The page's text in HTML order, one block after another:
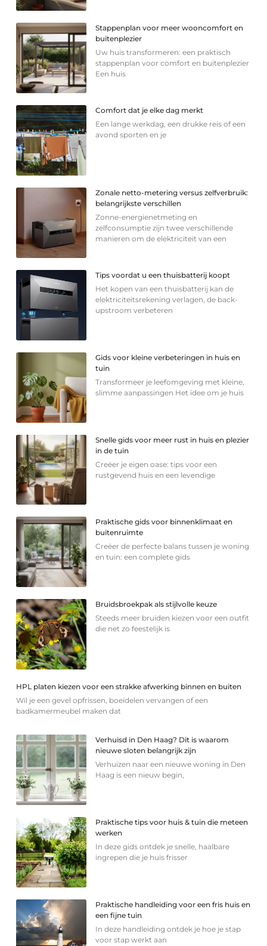
Stappenplan voor meer wooncomfort en
buitenplezier
Uw huis transformeren: een praktisch
stappenplan voor comfort en buitenplezier
Een huis
Comfort dat je elke dag merkt
Een lange werkdag, een drukke reis of een
avond sporten en je
Zonale netto-metering versus zelfverbruik:
belangrijkste verschillen
Zonne-energienetmeting en
zelfconsumptie zijn twee verschillende
manieren om de elektriciteit van een
Tips voordat u een thuisbatterij koopt
Het kopen van een thuisbatterij kan de
elektriciteitsrekening verlagen, de back-
upstroom verbeteren
Gids voor kleine verbeteringen in huis en
tuin
Transformeer je leefomgeving met kleine,
slimme aanpassingen Het idee om je huis
Snelle gids voor meer rust in huis en plezier
in de tuin
Creëer je eigen oase: tips voor een
rustgevend huis en een levendige
Praktische gids voor binnenklimaat en
buitenruimte
Creëer de perfecte balans tussen je woning
en tuin: een complete gids
Bruidsbroekpak als stijlvolle keuze
Steeds meer bruiden kiezen voor een outfit
die net zo feestelijk is
HPL platen kiezen voor een strakke afwerking binnen en buiten
Wil je een gevel opfrissen, boeidelen vervangen of een
badkamermeubel maken dat
Verhuisd in Den Haag? Dit is waarom
nieuwe sloten belangrijk zijn
Verhuizen naar een nieuwe woning in Den
Haag is een nieuw begin,
Praktische tips voor huis & tuin die meteen
werken
In deze gids ontdek je snelle, haalbare
ingrepen die je huis frisser
Praktische handleiding voor een fris huis en
een fijne tuin
In deze handleiding ontdek je hoe je stap
voor stap werkt aan